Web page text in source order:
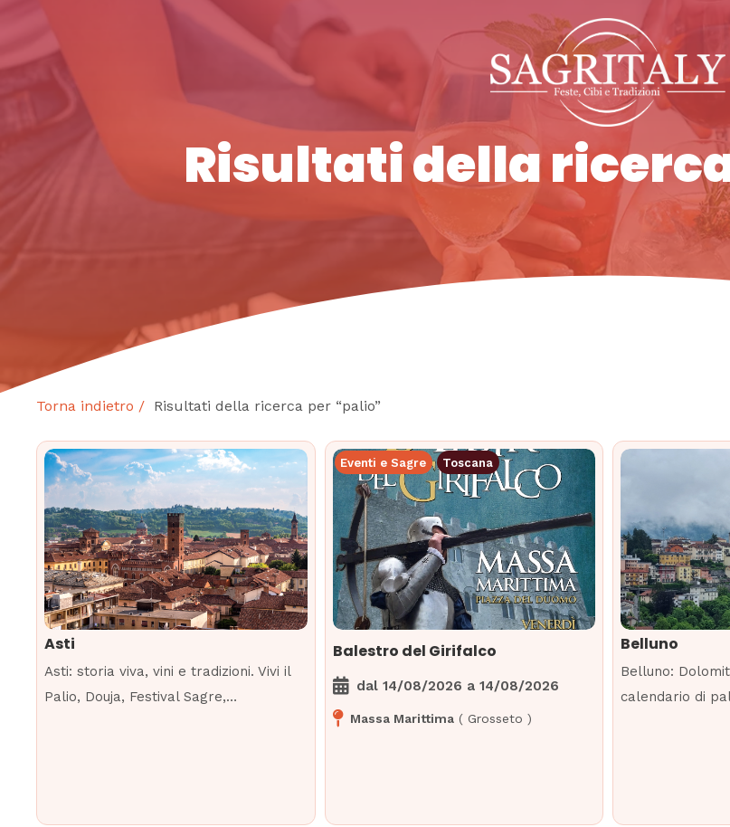
Risultati della
Torna indietro / Risultati della ricerca per “palio”
Asti
Asti: storia viva, vini e tradizioni. Vivi il
Palio, Douja, Festival Sagre,…
Eventi e Sagre Toscana
Balestro del Girifalco
dal 14/08/2026 a 14/08/2026
Massa Marittima ( Grosseto )
Belluno
Belluno:
calendario di